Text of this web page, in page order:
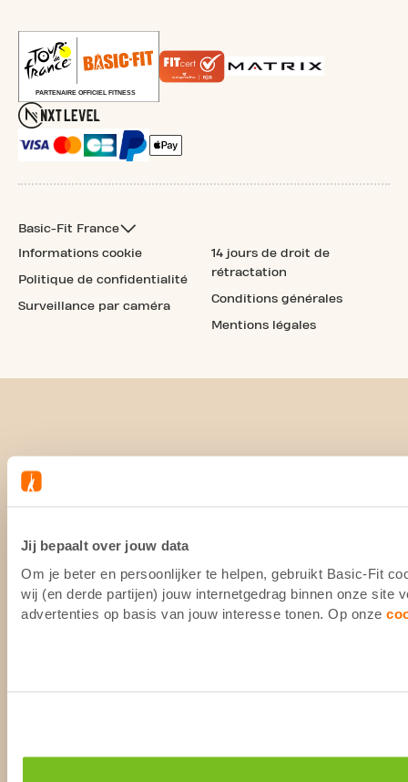
Jij bepaalt over jouw data
Om je beter en persoonlijker te helpen, gebruikt Basic-Fit
wij (en derde partijen) jouw internetgedrag binnen onze site
advertenties op basis van jouw interesse tonen. Op onze
Basic-Fit France
Informations cookie
Politique de confidentialité
Surveillance par caméra
14 jours de droit de
rétractation
Conditions générales
Mentions légales